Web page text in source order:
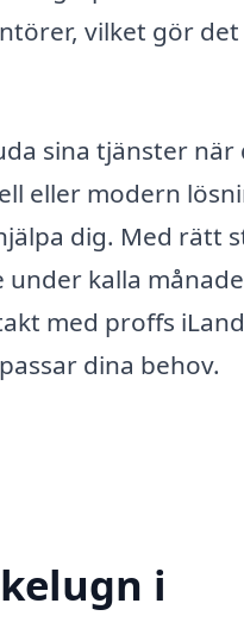
vilket gör
sina tjänster när
eller modern
dig. Med rätt
kalla
med proffs
dina behov.
i